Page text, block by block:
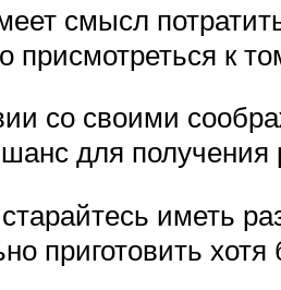
смысл
к
со своими
для получения
иметь
приготовить